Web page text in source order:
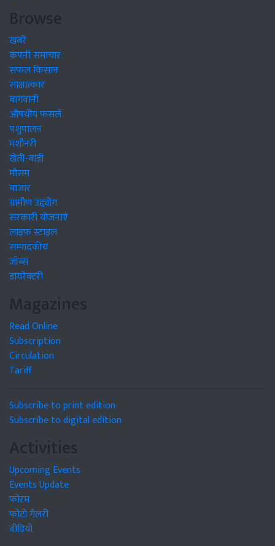
Browse
खबरें
कंपनी समाचार
सफल किसान
साक्षात्कार
बागवानी
औषधीय फसलें
पशुपालन
मशीनरी
खेती-बाड़ी
मौसम
बाजार
ग्रामीण उद्द्योग
सरकारी योजनाएं
लाइफ स्टाइल
सम्पादकीय
जॉब्स
डायरेक्टरी
Magazines
Read Online
Subscription
Circulation
Tariff
Subscribe to print edition
Subscribe to digital edition
Activities
Upcoming Events
Events Update
फोरम
फोटो गैलरी
वीडियो